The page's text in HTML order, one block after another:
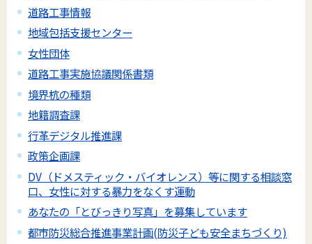
道路工事情報
地域包括支援センター
女性団体
道路工事実施協議関係書類
境界杭の種類
地籍調査課
行革デジタル推進課
政策企画課
DV（ドメスティック・バイオレンス）等に関する相談窓
口、女性に対する暴力をなくす運動
あなたの「とびっきり写真」を募集しています
都市防災総合推進事業計画(防災子ども安全まちづくり)